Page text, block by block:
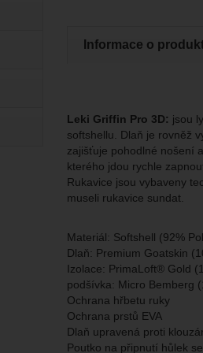
Tyto cookies nám
Zobrazit
Marketingové cookies
vhodné obsahy nebo
Informace o
Leki Griffin Pro 3D: jsou
softshellu. Dlaň je rovněž
zajišťuje pohodlné nošení
kterého jdou rychle
Rukavice jsou vybaveny
museli rukavice sundat.
Materiál: Softshell (92%
Dlaň: Premium Goatskin
Izolace: PrimaLoft® Gold
podšívka: Micro Bemberg
Ochrana hřbetu ruky
Ochrana prstů EVA
Dlaň upravená proti
Poutko na připnutí hůlek